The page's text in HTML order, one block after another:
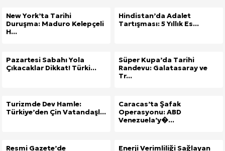
New York’ta Tarihi
Duruşma: Maduro Kelepçeli
H...
Hindistan’da Adalet
Tartışması: 5 Yıllık Es...
Pazartesi Sabahı Yola
Çıkacaklar Dikkat! Türki...
Süper Kupa’da Tarihi
Randevu: Galatasaray ve
Tr...
Turizmde Dev Hamle:
Türkiye’den Çin Vatandaşl...
Caracas’ta Şafak
Operasyonu: ABD
Venezuela’y�...
Resmi Gazete’de Enerji Verimliliği Sağlayan